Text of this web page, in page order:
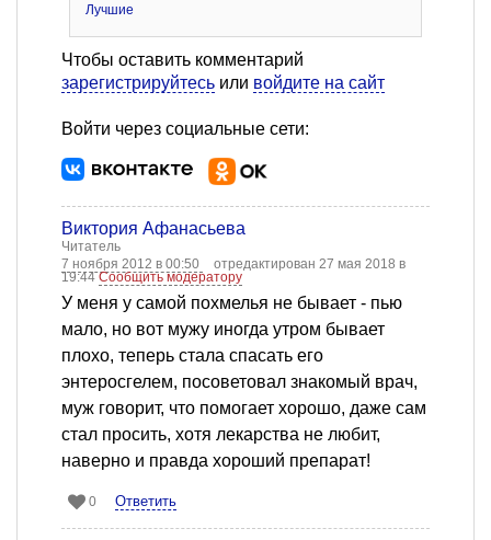
Лучшие
Чтобы оставить комментарий
зарегистрируйтесь или войдите на сайт
Войти через социальные сети:
Виктория Афанасьева
Читатель
7 ноября 2012 в 00:50
отредактирован 27 мая 2018 в
19:44Сообщить модератору
У меня у самой похмелья не бывает - пью
мало, но вот мужу иногда утром бывает
плохо, теперь стала спасать его
энтеросгелем, посоветовал знакомый врач,
муж говорит, что помогает хорошо, даже сам
стал просить, хотя лекарства не любит,
наверно и правда хороший препарат!
0 Ответить